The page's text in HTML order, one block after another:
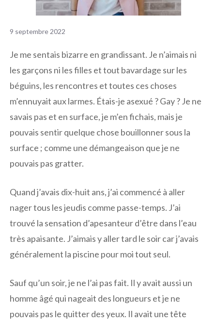
9 septembre 2022
Je me sentais bizarre en grandissant. Je n’aimais ni
les garçons ni les filles et tout bavardage sur les
béguins, les rencontres et toutes ces choses
m’ennuyait aux larmes. Étais-je asexué ? Gay ? Je ne
savais pas et en surface, je m’en fichais, mais je
pouvais sentir quelque chose bouillonner sous la
surface ; comme une démangeaison que je ne
pouvais pas gratter.
Quand j’avais dix-huit ans, j’ai commencé à aller
nager tous les jeudis comme passe-temps. J’ai
trouvé la sensation d’apesanteur d’être dans l’eau
très apaisante. J’aimais y aller tard le soir car j’avais
généralement la piscine pour moi tout seul.
Sauf qu’un soir, je ne l’ai pas fait. Il y avait aussi un
homme âgé qui nageait des longueurs et je ne
pouvais pas le quitter des yeux. Il avait une tête